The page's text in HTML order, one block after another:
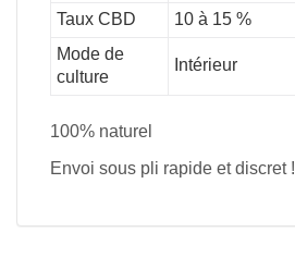
Taux CBD
10 à 15 %
Mode de
culture
Intérieur
100% naturel
Envoi sous pli rapide et discret !